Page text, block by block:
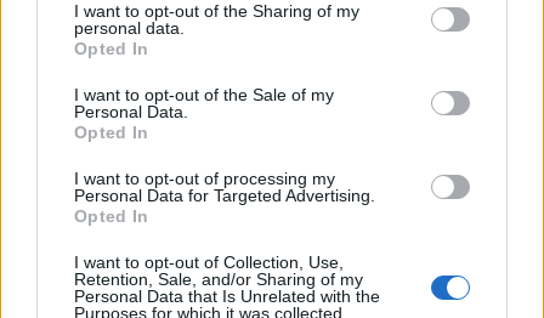
I want to opt-out of the Sharing of my
personal data.
Opted In
I want to opt-out of the Sale of my
Personal Data.
Opted In
I want to opt-out of processing my
Personal Data for Targeted Advertising.
Opted In
I want to opt-out of Collection, Use,
Retention, Sale, and/or Sharing of my
Personal Data that Is Unrelated with the
Purposes for which it was collected.